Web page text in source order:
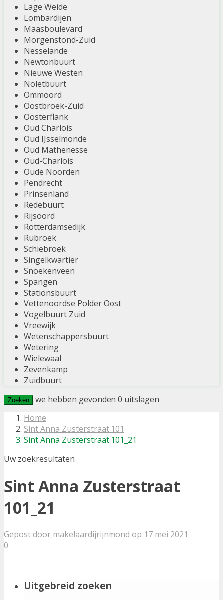
Lage Weide
Lombardijen
Maasboulevard
Morgenstond-Zuid
Nesselande
Newtonbuurt
Nieuwe Westen
Noletbuurt
Ommoord
Oostbroek-Zuid
Oosterflank
Oud Charlois
Oud IJsselmonde
Oud Mathenesse
Oud-Charlois
Oude Noorden
Pendrecht
Prinsenland
Redebuurt
Rijsoord
Rotterdamsedijk
Rubroek
Schiebroek
Singelkwartier
Snoekenveen
Spangen
Stationsbuurt
Vettenoordse Polder Oost
Vogelbuurt Zuid
Vreewijk
Wetenschappersbuurt
Wetering
Wielewaal
Zevenkamp
Zuidbuurt
Zoeken we hebben gevonden 0 uitslagen
Home
Sint Anna Zusterstraat 101
Sint Anna Zusterstraat 101_21
Uw zoekresultaten
Sint Anna Zusterstraat
101_21
Gepost door makelaardijrijnmond op 17 mei 2021
0
Uitgebreid zoeken